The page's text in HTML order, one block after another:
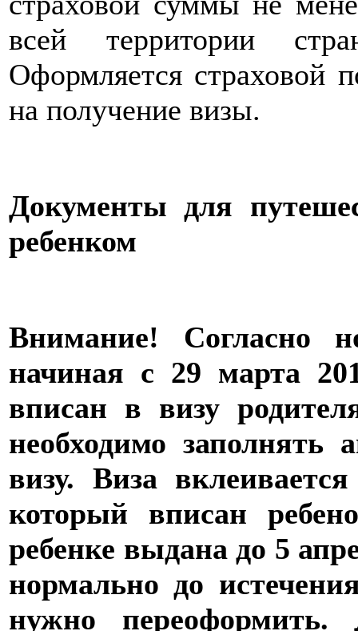
всей территории
Оформляется страховой
на получение визы.
Документы для
ребенком
Внимание! Согласно
начиная с 29 марта
вписан в визу
необходимо заполнять
визу. Виза
который вписан
ребенке выдана до 5
нормально до
нужно переоформить.